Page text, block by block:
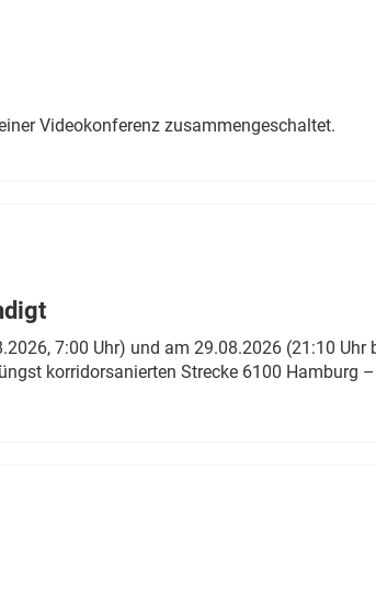
Videokonferenz zusammengeschaltet.
7:00 Uhr) und am 29.08.2026 (21:10 Uhr
korridorsanierten Strecke 6100 Hamburg